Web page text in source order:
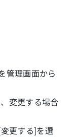
管理画面から
変更する場合
更する]を選